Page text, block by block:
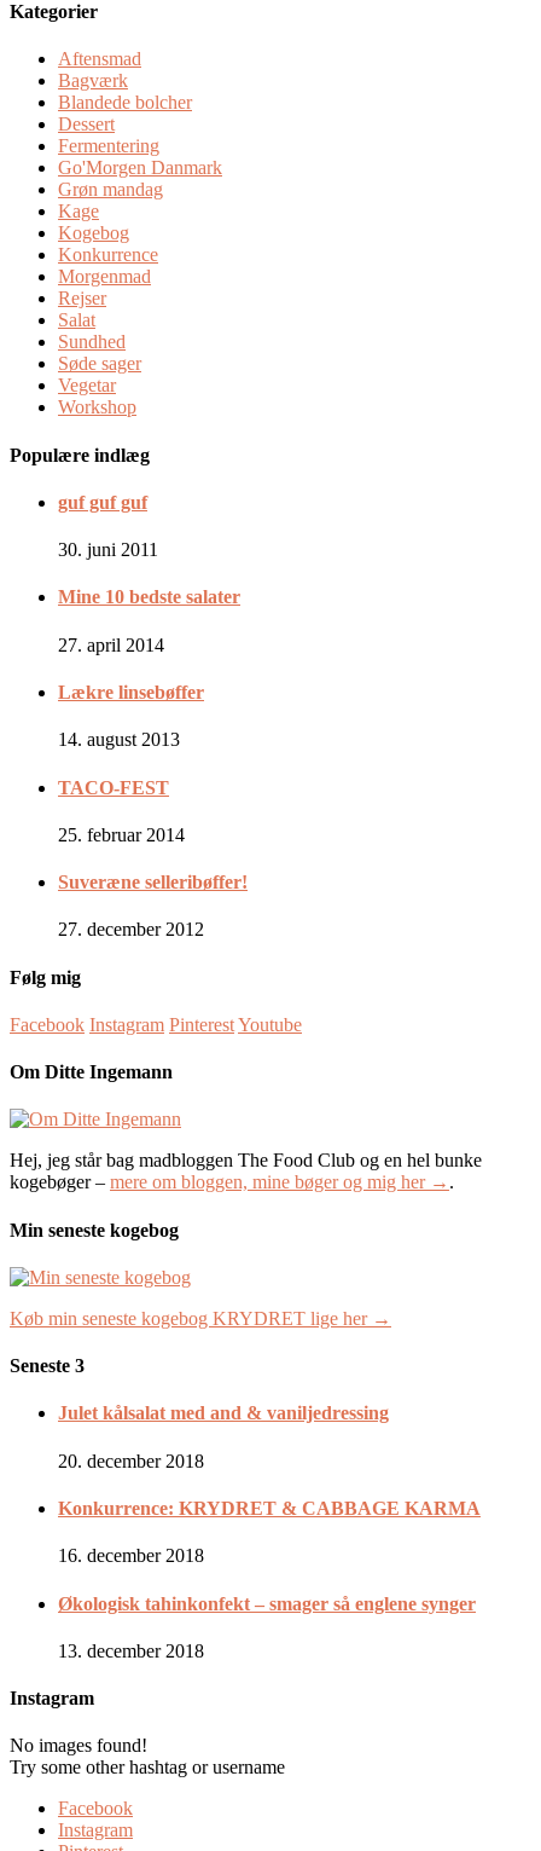
Kategorier
Aftensmad
Bagværk
Blandede bolcher
Dessert
Fermentering
Go'Morgen Danmark
Grøn mandag
Kage
Kogebog
Konkurrence
Morgenmad
Rejser
Salat
Sundhed
Søde sager
Vegetar
Workshop
Populære indlæg
guf guf guf
30. juni 2011
Mine 10 bedste salater
27. april 2014
Lækre linsebøffer
14. august 2013
TACO-FEST
25. februar 2014
Suveræne selleribøffer!
27. december 2012
Følg mig
Facebook Instagram PinterestYoutube
Om Ditte Ingemann
Hej, jeg står bag madbloggen The Food Club og en hel bunke
kogebøger – mere om bloggen, mine bøger og mig her → .
Min seneste kogebog
Køb min seneste kogebog KRYDRET lige her →
Seneste 3
Julet kålsalat med and & vaniljedressing
20. december 2018
Konkurrence: KRYDRET & CABBAGE KARMA
16. december 2018
Økologisk tahinkonfekt – smager så englene synger
13. december 2018
Instagram
No images found!
Try some other hashtag or username
Facebook
Instagram